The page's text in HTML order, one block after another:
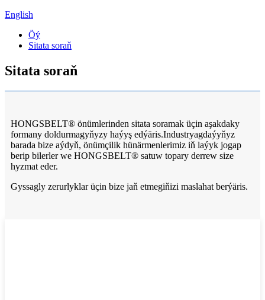
English
Öý
Sitata soraň
Sitata soraň
HONGSBELT® önümlerinden sitata soramak üçin aşakdaky
formany doldurmagyňyzy haýyş edýäris.Industryagdaýyňyz
barada bize aýdyň, önümçilik hünärmenlerimiz iň laýyk jogap
berip bilerler we HONGSBELT® satuw topary derrew size
hyzmat eder.
Gyssagly zerurlyklar üçin bize jaň etmegiňizi maslahat berýäris.